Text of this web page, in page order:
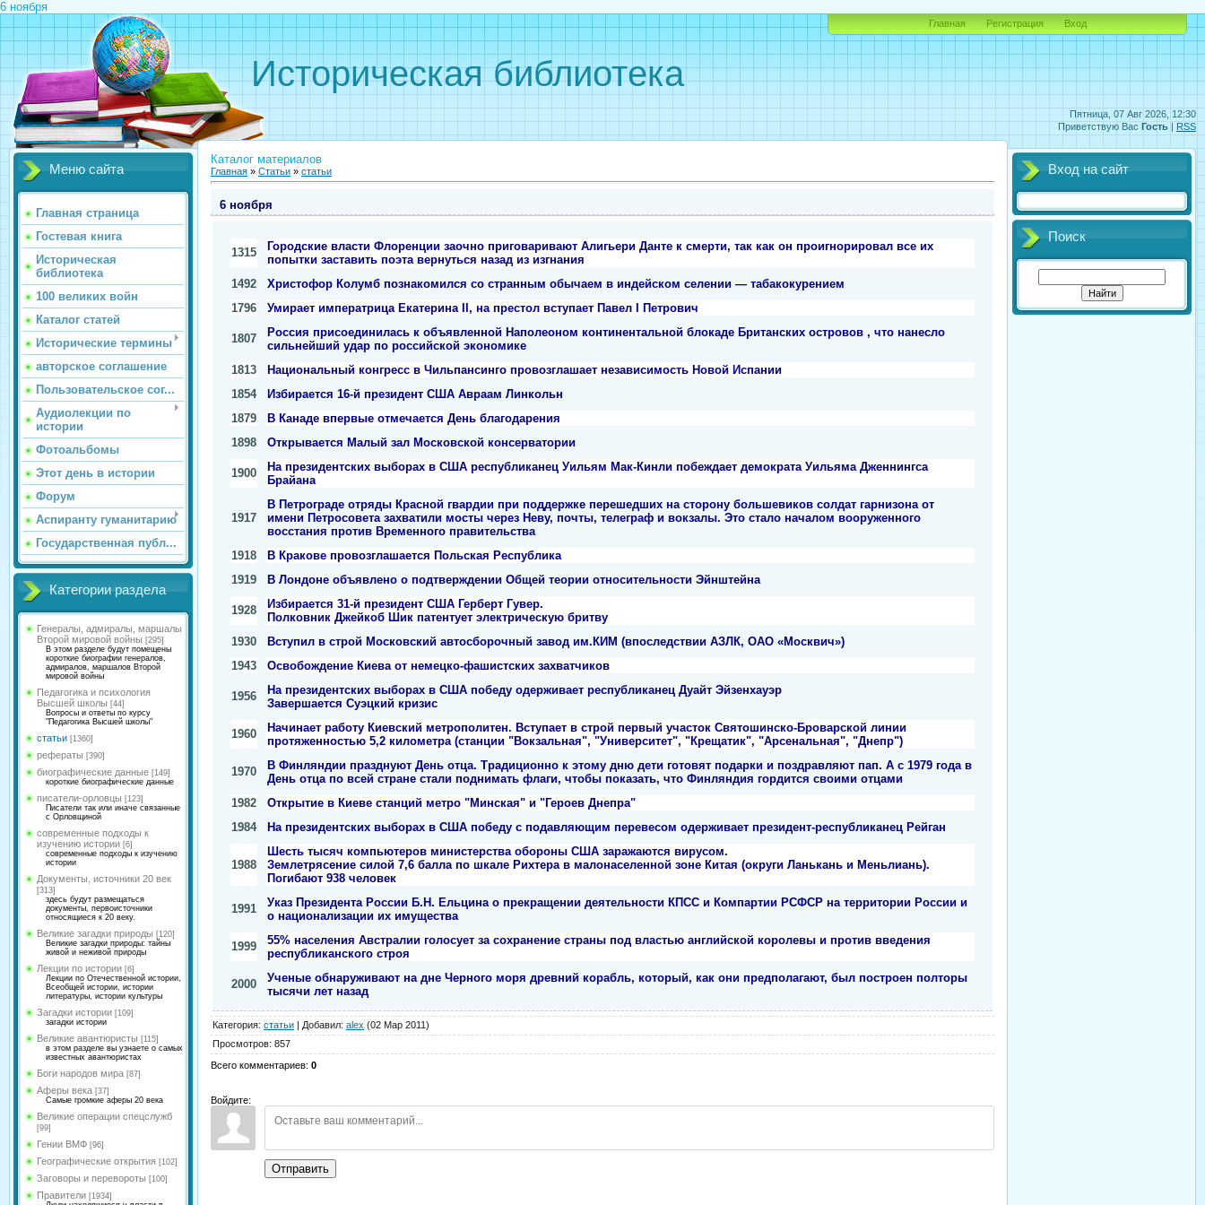
6 ноября
Пятница, 07 Авг 2026, 12:30
Приветствую Вас Гость | RSS
Историческая библиотека
Главная Регистрация Вход
Меню сайта
Главная страница
Гостевая книга
Историческая
библиотека
100 великих войн
Каталог статей
Исторические термины
авторское соглашение
Пользовательское сог...
Аудиолекции по
истории
Фотоальбомы
Этот день в истории
Форум
Аспиранту гуманитарию
Государственная публ...
Категории раздела
Генералы, адмиралы, маршалы
Второй мировой войны [295]
В этом разделе будут помещены
короткие биографии генералов,
адмиралов, маршалов Второй
мировой войны
Педагогика и психология
Высшей школы [44]
Вопросы и ответы по курсу
"Педагогика Высшей школы"
статьи [1360]
рефераты [390]
биографические данные [149]
короткие биографические данные
писатели-орловцы [123]
Писатели так или иначе связанные
с Орловщиной
современные подходы к
изучению истории [6]
современные подходы к изучению
истории
Документы, источники 20 век
[313]
здесь будут размещаться
документы, первоисточники
относящиеся к 20 веку.
Великие загадки природы [120]
Великие загадки природы: тайны
живой и неживой природы
Лекции по истории [6]
Лекции по Отечественной истории,
Всеобщей истории, истории
литературы, истории культуры
Загадки истории [109]
загадки истории
Великие авантюристы [115]
в этом разделе вы узнаете о самых
известных авантюристах
Боги народов мира [87]
Аферы века [37]
Самые громкие аферы 20 века
Великие операции спецслужб
[99]
Гении ВМФ [96]
Географические открытия [102]
Заговоры и перевороты [100]
Правители [1934]
Каталог материалов
Главная » Статьи » статьи
6 ноября
1315
Городские власти Флоренции заочно приговаривают Алигьери Данте к смерти, так как он проигнорировал все их
попытки заставить поэта вернуться назад из изгнания
1492
Христофор Колумб познакомился со странным обычаем в индейском селении — табакокурением
1796
Умирает императрица Екатерина II, на престол вступает Павел I Петрович
1807
Россия присоединилась к объявленной Наполеоном континентальной блокаде Британских островов , что нанесло
сильнейший удар по российской экономике
1813
Национальный конгресс в Чильпансинго провозглашает независимость Новой Испании
1854
Избирается 16-й президент США Авраам Линкольн
1879
В Канаде впервые отмечается День благодарения
1898
Открывается Малый зал Московской консерватории
1900
На президентских выборах в США республиканец Уильям Мак-Кинли побеждает демократа Уильяма Дженнингса
Брайана
1917
В Петрограде отряды Красной гвардии при поддержке перешедших на сторону большевиков солдат гарнизона от
имени Петросовета захватили мосты через Неву, почты, телеграф и вокзалы. Это стало началом вооруженного
восстания против Временного правительства
1918
В Кракове провозглашается Польская Республика
1919
В Лондоне объявлено о подтверждении Общей теории относительности Эйнштейна
1928
Избирается 31-й президент США Герберт Гувер.
Полковник Джейкоб Шик патентует электрическую бритву
1930
Вступил в строй Московский автосборочный завод им.КИМ (впоследствии АЗЛК, ОАО «Москвич»)
1943
Освобождение Киева от немецко-фашистских захватчиков
1956
На президентских выборах в США победу одерживает республиканец Дуайт Эйзенхауэр
Завершается Суэцкий кризис
1960
Начинает работу Киевский метрополитен. Вступает в строй первый участок Святошинско-Броварской линии
протяженностью 5,2 километра (станции "Вокзальная", "Университет", "Крещатик", "Арсенальная", "Днепр")
1970
В Финляндии празднуют День отца. Традиционно к этому дню дети готовят подарки и поздравляют пап. А с 1979 года в
День отца по всей стране стали поднимать флаги, чтобы показать, что Финляндия гордится своими отцами
1982
Открытие в Киеве станций метро "Минская" и "Героев Днепра"
1984
На президентских выборах в США победу с подавляющим перевесом одерживает президент-республиканец Рейган
1988
Шесть тысяч компьютеров министерства обороны США заражаются вирусом.
Землетрясение силой 7,6 балла по шкале Рихтера в малонаселенной зоне Китая (округи Ланькань и Меньлиань).
Погибают 938 человек
1991
Указ Президента России Б.Н. Ельцина о прекращении деятельности КПСС и Компартии РСФСР на территории России и
о национализации их имущества
1999
55% населения Австралии голосует за сохранение страны под властью английской королевы и против введения
республиканского строя
2000
Ученые обнаруживают на дне Черного моря древний корабль, который, как они предполагают, был построен полторы
тысячи лет назад
Категория: статьи | Добавил: alex (02 Мар 2011)
Просмотров: 857
Всего комментариев: 0
Войдите:
Отправить
Вход на сайт
Поиск